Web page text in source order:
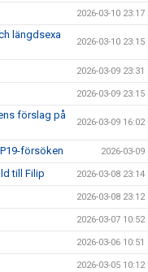
2026-03-10 23:17
längdsexa
2026-03-10 23:15
2026-03-09 23:31
2026-03-09 23:15
förslag på
2026-03-09 16:02
försöken 2026-03-09
till Filip 2026-03-08 23:14
2026-03-08 23:12
2026-03-07 10:52
2026-03-06 10:51
2026-03-05 10:12